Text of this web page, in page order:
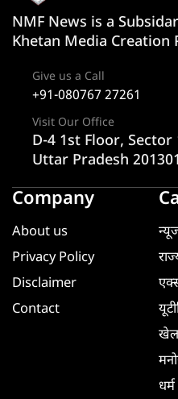
NMF News is a
Khetan Media Creation
Give us a Call
+91-080767 27261
Visit Our Office
D-4 1st Floor, Sector
Uttar Pradesh 201301
Company
About us
Privacy Policy
Disclaimer
Contact
धर्म